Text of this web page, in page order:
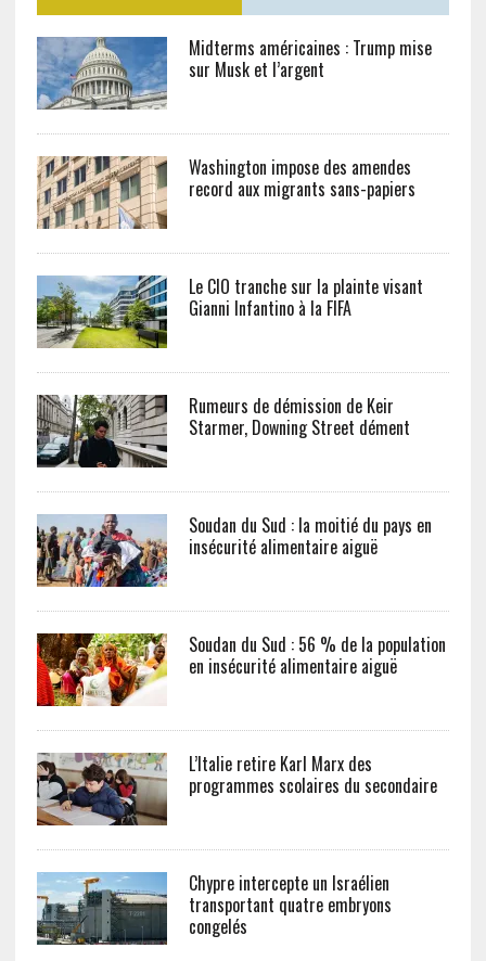
Midterms américaines : Trump mise
sur Musk et l’argent
Washington impose des amendes
record aux migrants sans-papiers
Le CIO tranche sur la plainte visant
Gianni Infantino à la FIFA
Rumeurs de démission de Keir
Starmer, Downing Street dément
Soudan du Sud : la moitié du pays en
insécurité alimentaire aiguë
Soudan du Sud : 56 % de la population
en insécurité alimentaire aiguë
L’Italie retire Karl Marx des
programmes scolaires du secondaire
Chypre intercepte un Israélien
transportant quatre embryons
congelés